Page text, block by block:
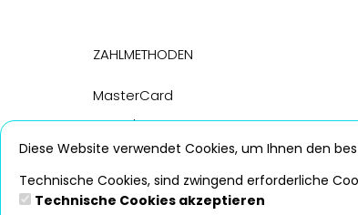
Zahlmethoden
MasterCard
PayPal
Visa
Diese Website verwendet Cookies, um Ihnen den
Technische Cookies, sind zwingend erforderliche
Technische Cookies akzeptieren